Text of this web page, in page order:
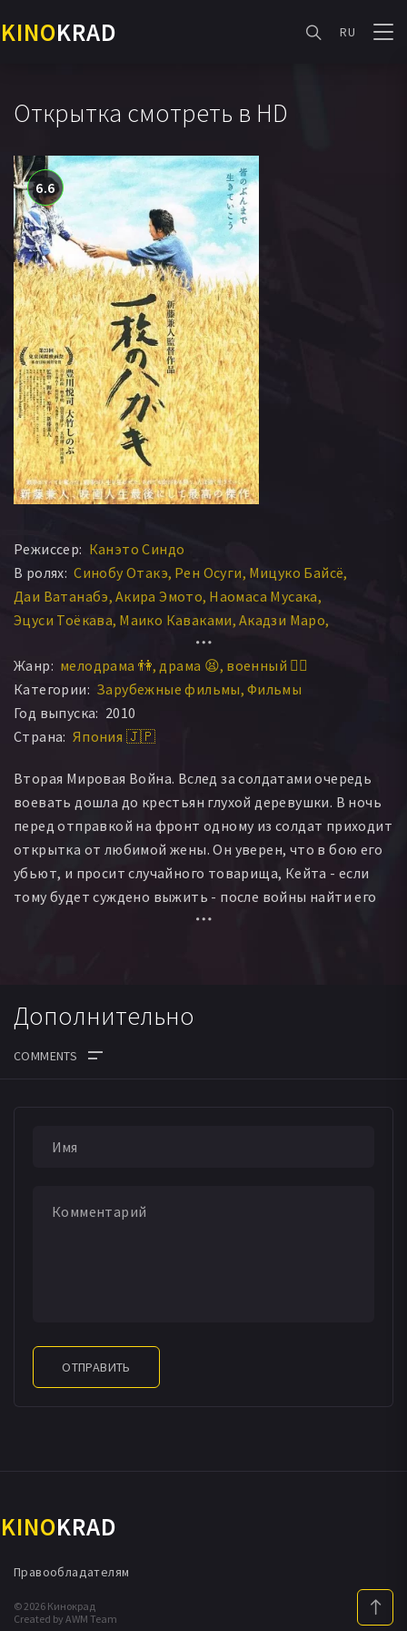
KINOKRAD RU
Открытка смотреть в HD
6.6
Режиссер: Канэто Синдо
В ролях: Синобу Отакэ Рен Осуги Мицуко Байсё
Даи Ватанабэ Акира Эмото Наомаса Мусака
Эцуси Тоёкава Маико Каваками Акадзи Маро
Масахико Цугава
Тамайо Токуко Ватанабэ Масахико Тсугава
Хоука Киносита Моеко Езава Yasuhiro Ohara
Asuka Hashimoto
Жанр: мелодрама 👫 драма 😫 военный 👨‍✈️
Категории: Зарубежные фильмы Фильмы
Год выпуска: 2010
Страна: Япония 🇯🇵
Вторая Мировая Война. Вслед за солдатами очередь
воевать дошла до крестьян глухой деревушки. В ночь
перед отправкой на фронт одному из солдат приходит
открытка от любимой жены. Он уверен, что в бою его
убьют, и просит случайного товарища, Кейта - если
тому будет суждено выжить - после войны найти его
жену и передать ей, что он прочел ее последние слова.
Томоко, та самая, что написала открытку, узнав о
попросили её стать женой их второго, младшего сына,
одну в большом доме. И однажды к ней приходит
своему первому мужу...
Дополнительно
ОТПРАВИТЬ
KINOKRAD
© 2026 Кинокрад
Created by AWM Team
Правообладателям